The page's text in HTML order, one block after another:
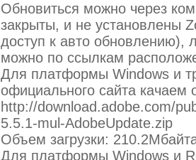
Обновиться можно через
закрыты, и не установлены
доступ к авто обновлению),
можно по ссылкам
Для платформы Windows и
официального сайта
http://download.adobe.com/
5.5.1-mul-AdobeUpdate.zip
Объем загрузки:
Для платформы Windows и